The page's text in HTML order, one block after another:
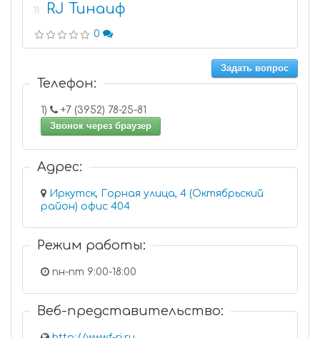
11 RJ Тинаиф
0
Задать вопрос
Телефон:
1)
+7 (3952) 78-25-81
Звонок через браузер
Адрес:
Иркутск, Горная улица, 4 (Октябрьский
район) офис 404
Режим работы:
пн-пт 9:00-18:00
Веб-представительство: